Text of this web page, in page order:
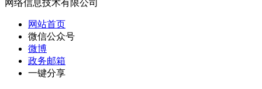
网络信息技术有限公司
网站首页
微信公众号
微博
政务邮箱
一键分享